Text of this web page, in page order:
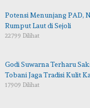
Potensi Menunjang PAD,
Rumput Laut di Sejoli
22799 Dilihat
Godi Suwarna Terharu
Tobani Jaga Tradisi Kulit
17909 Dilihat